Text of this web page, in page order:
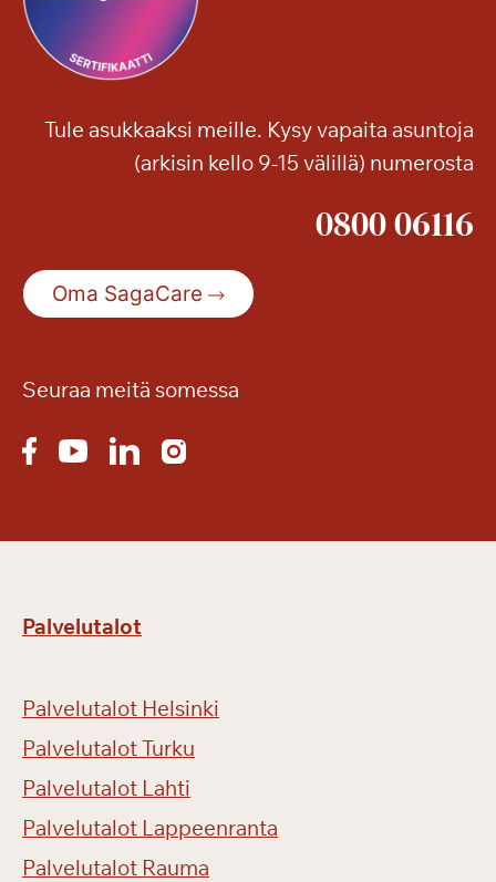
Tule asukkaaksi meille. Kysy vapaita asuntoja
(arkisin kello 9-15 välillä) numerosta
0800 06116
Oma SagaCare
Seuraa meitä somessa
Palvelutalot
Palvelutalot Helsinki
Palvelutalot Turku
Palvelutalot Lahti
Palvelutalot Lappeenranta
Palvelutalot Rauma